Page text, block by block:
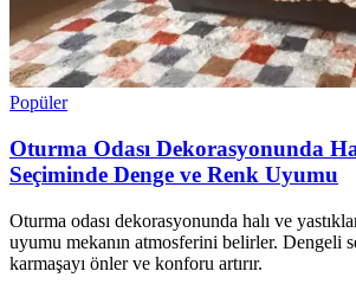
Popüler
Oturma Odası Dekorasyonunda
Seçiminde Denge ve Renk Uyumu
Oturma odası dekorasyonunda halı ve
uyumu mekanın atmosferini belirler. Dengeli
karmaşayı önler ve konforu artırır.